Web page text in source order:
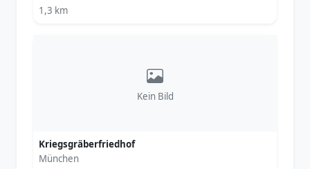
1,3 km
Kein Bild
Kriegsgräberfriedhof
München